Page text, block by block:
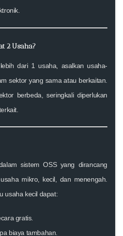
2 Usaha?
dari 1 usaha, asalkan usaha-
sektor yang sama atau berkaitan.
berbeda, seringkali diperlukan
sistem OSS yang dirancang
mikro, kecil, dan menengah.
usaha kecil dapat:
gratis.
biaya tambahan.